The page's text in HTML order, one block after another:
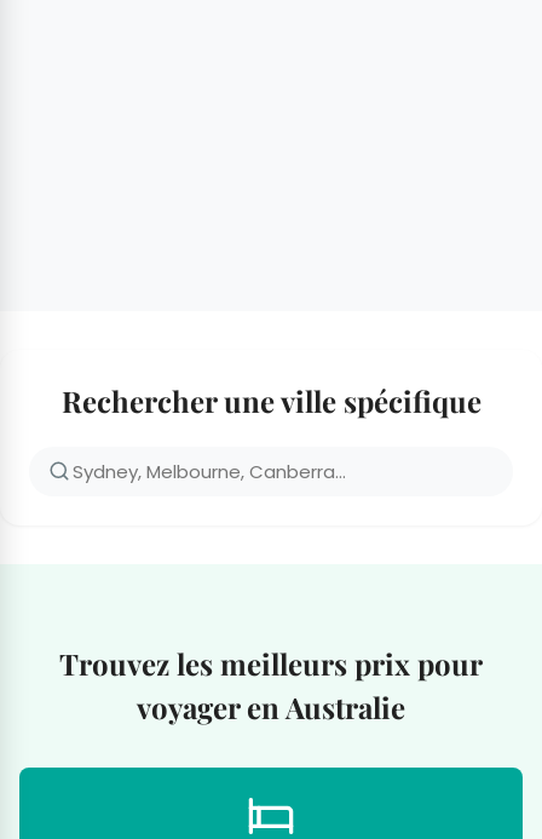
Rechercher une ville spécifique
Trouvez les meilleurs prix pour
voyager en Australie